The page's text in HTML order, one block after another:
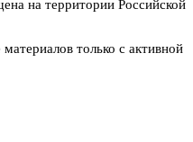
на территории Российской
только с активной